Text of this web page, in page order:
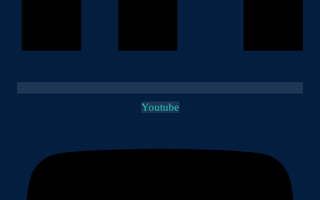
Youtube